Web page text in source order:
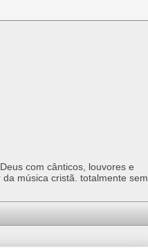
com cânticos, louvores e
música cristã. totalmente sem